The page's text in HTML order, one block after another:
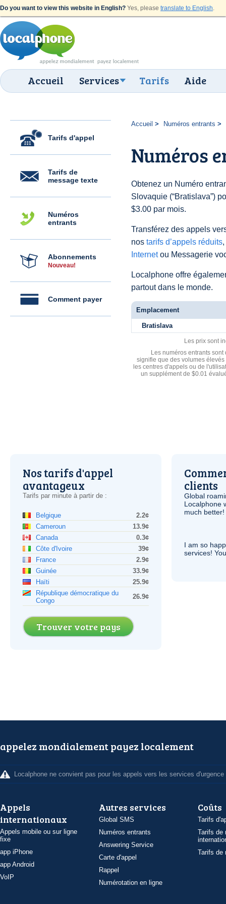
Do you want to view this website in English? Yes, please translate to English.
Accueil Services Tarifs Aide
Tarifs d'appel
Tarifs de
message texte
Numéros
entrants
Abonnements
Nouveau!
Comment payer
Accueil Numéros entrants
Numéros
Obtenez un Numéro
Slovaquie (“Bratislava”)
$3.00 par mois.
Transférez des appels
nos tarifs d’appels réduits
Internetou Messagerie
Localphone offre
partout dans le monde.
Emplacement
Bratislava
Les prix sont
Les numéros entrants
signifie que des volumes
les centres d'appels ou de
un supplément de $0.01
Nos tarifs d'appel
avantageux
Tarifs par minute à partir de :
Belgique
2.2¢
Cameroun
13.9¢
Canada
0.3¢
Côte d'Ivoire
39¢
France
2.9¢
Guinée
33.9¢
Haïti
25.9¢
République démocratique du
Congo
26.9¢
Trouver votre pays
clients
Global
Localphone
much better!
I am so
services!
appelez mondialement payez localement
Localphone ne convient pas pour les appels vers les services d'urgence
Appels
internationaux
Appels mobile ou sur ligne
fixe
app iPhone
app Android
VoIP
Autres services
Global SMS
Numéros entrants
Answering Service
Carte d'appel
Rappel
Numérotation en ligne
Coûts
Tarifs
Tarifs de
Tarifs de